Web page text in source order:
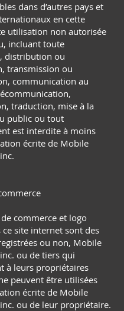
dans d’autres pays et
en cette
utilisation non autorisée
incluant toute
distribution ou
transmission ou
communication au
traduction, mise à la
public ou tout
est interdite à moins
écrite de Mobile
commerce et logo
site internet sont des
ou non, Mobile
ou de tiers qui
à leurs propriétaires
peuvent être utilisées
écrite de Mobile
ou de leur propriétaire.